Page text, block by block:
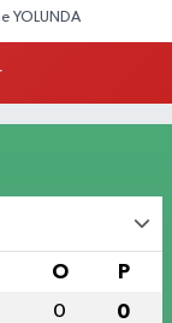
YOLUNDA
O P
0 0